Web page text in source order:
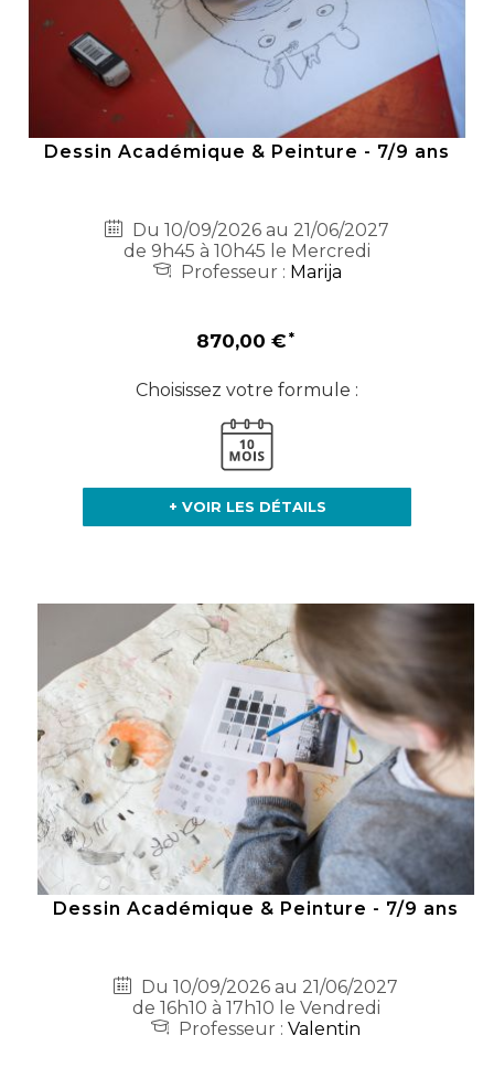
Dessin Académique & Peinture - 7/9 ans
Du 10/09/2026 au 21/06/2027
de 9h45 à 10h45 le Mercredi
Professeur : Marija
870,00 €
Choisissez votre formule :
+ VOIR LES DÉTAILS
Dessin Académique & Peinture - 7/9 ans
Du 10/09/2026 au 21/06/2027
de 16h10 à 17h10 le Vendredi
Professeur :Valentin